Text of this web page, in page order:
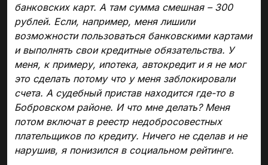
банковских карт. А там сумма смешная – 300
рублей. Если, например, меня лишили
возможности пользоваться банковскими картами
и выполнять свои кредитные обязательства. У
меня, к примеру, ипотека, автокредит и я не мог
это сделать потому что у меня заблокировали
счета. А судебный пристав находится где-то в
Бобровском районе. И что мне делать? Меня
потом включат в реестр недобросовестных
плательщиков по кредиту. Ничего не сделав и не
нарушив, я понизился в социальном рейтинге.